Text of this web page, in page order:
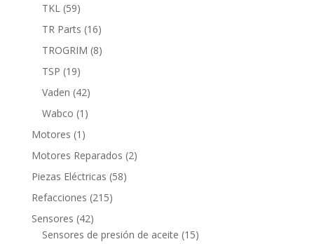
TKL 5959
productos
TR Parts 1616
productos
TROGRIM 88
TSP 1919
productos
Vaden 4242
productos
Wabco 1 1
producto
Motores 1 1
producto
Motores Reparados 22
Piezas Eléctricas 5858
Refacciones 215215
Sensores 4242
productos
Sensores de presión de aceite 1515